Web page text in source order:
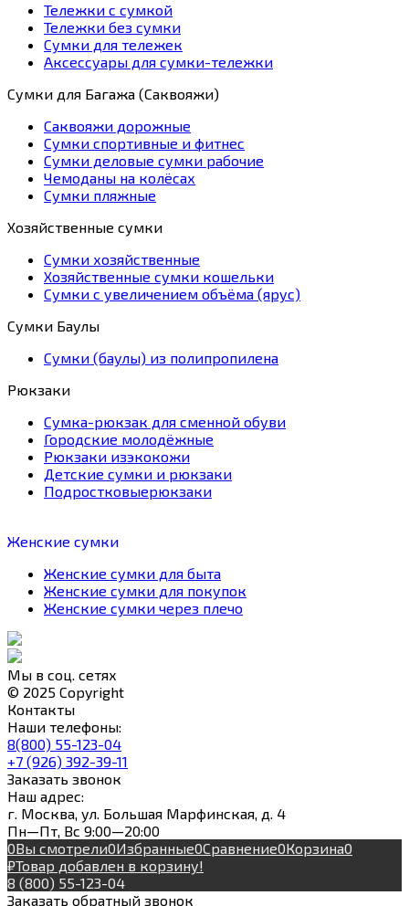
Тележки с сумкой
Тележки без сумки
Сумки для тележек
Аксессуары для сумки-тележки
Сумки для Багажа (Саквояжи)
Саквояжи дорожные
Сумки спортивные и фитнес
Сумки деловые сумки рабочие
Чемоданы на колёсах
Сумки пляжные
Хозяйственные сумки
Сумки хозяйственные
Хозяйственные сумки кошельки
Сумки с увеличением объёма (ярус)
Сумки Баулы
Сумки (баулы) из полипропилена
Рюкзаки
Сумка-рюкзак для сменной обуви
Городские молодёжные
Рюкзаки изэкокожи
Детские сумки и рюкзаки
Подростковыерюкзаки
Женские сумки
Женские сумки для быта
Женские сумки для покупок
Женские сумки через плечо
Мы в соц. сетях
© 2025 Copyright
Контакты
Наши телефоны:
8(800) 55-123-04
+7 (926) 392-39-11
Заказать звонок
Наш адрес:
г. Москва, ул. Большая Марфинская, д. 4
Пн—Пт, Вс 9:00—20:00
0Вы смотрели0Избранные0Сравнение0Корзина0
₽Товар добавлен в корзину!
8 (800) 55-123-04
Заказать обратный звонок